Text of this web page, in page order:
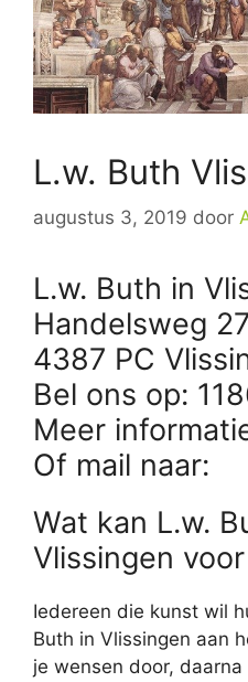
L.w. Buth
augustus 3, 2019 door
L.w. Buth in
Handelsweg 27
4387 PC
Bel ons op:
Meer
Of mail naar:
Wat kan L.w.
Vlissingen
Iedereen die kunst wil
Buth in Vlissingen aan
je wensen door,